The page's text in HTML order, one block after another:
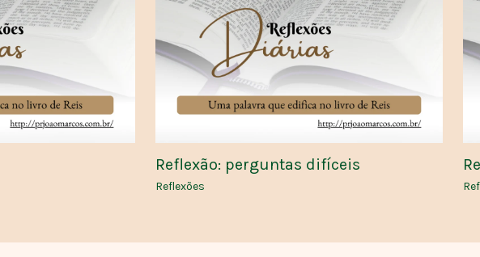
Reflexão: perguntas difíceis
Reflexões